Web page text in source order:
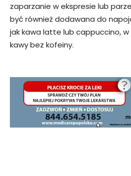
zaparzanie w ekspresie lub
być również dodawana do
jak kawa latte lub cappuccino, w
kawy bez kofeiny.